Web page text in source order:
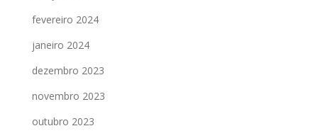
fevereiro 2024
janeiro 2024
dezembro 2023
novembro 2023
outubro 2023